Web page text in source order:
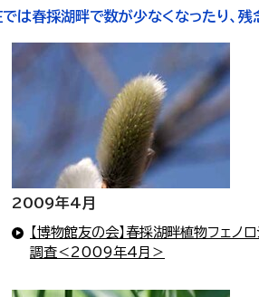
春採湖畔で数が少なくなったり、残
2009年4月
【博物館友の会】春採湖畔植物フェノ
調査＜2009年4月＞